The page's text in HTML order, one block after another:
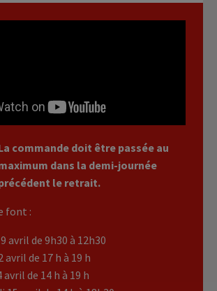
commande doit être passée au
dans la demi-journée
le retrait.
font :
avril de 9h30 à 12h30
avril de 17 h à 19 h
avril de 14 h à 19 h